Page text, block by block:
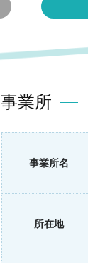
事業所
事業所名
所在地